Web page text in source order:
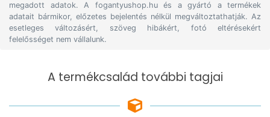
megadott adatok. A fogantyushop.hu és a gyártó a termékek
adatait bármikor, előzetes bejelentés nélkül megváltoztathatják. Az
esetleges változásért, szöveg hibákért, fotó eltérésekért
felelősséget nem vállalunk.
A termékcsalád további tagjai